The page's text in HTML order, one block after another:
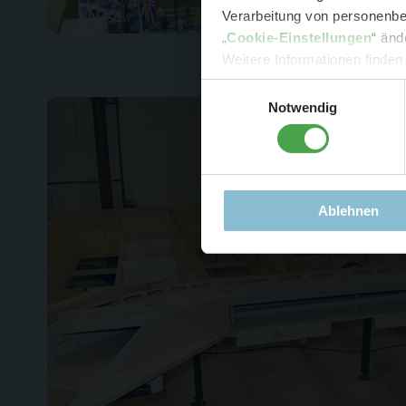
Verarbeitung von
„Cookie-Einstellungen“
Weitere Informationen
Notwendig
Ablehnen
-
-